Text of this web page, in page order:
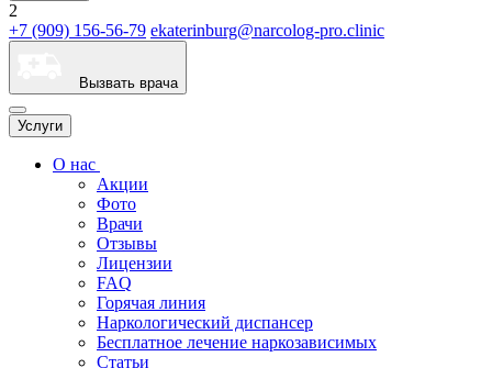
2
+7 (909) 156-56-79 ekaterinburg@narcolog-pro.clinic
Вызвать врача
Услуги
О нас
Акции
Фото
Врачи
Отзывы
Лицензии
FAQ
Горячая линия
Наркологический диспансер
Бесплатное лечение наркозависимых
Статьи